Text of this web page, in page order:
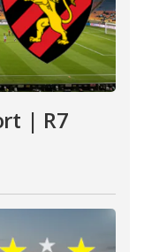
| R7